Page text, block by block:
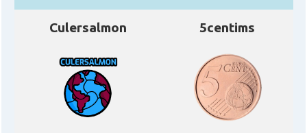
Culersalmon 5centims